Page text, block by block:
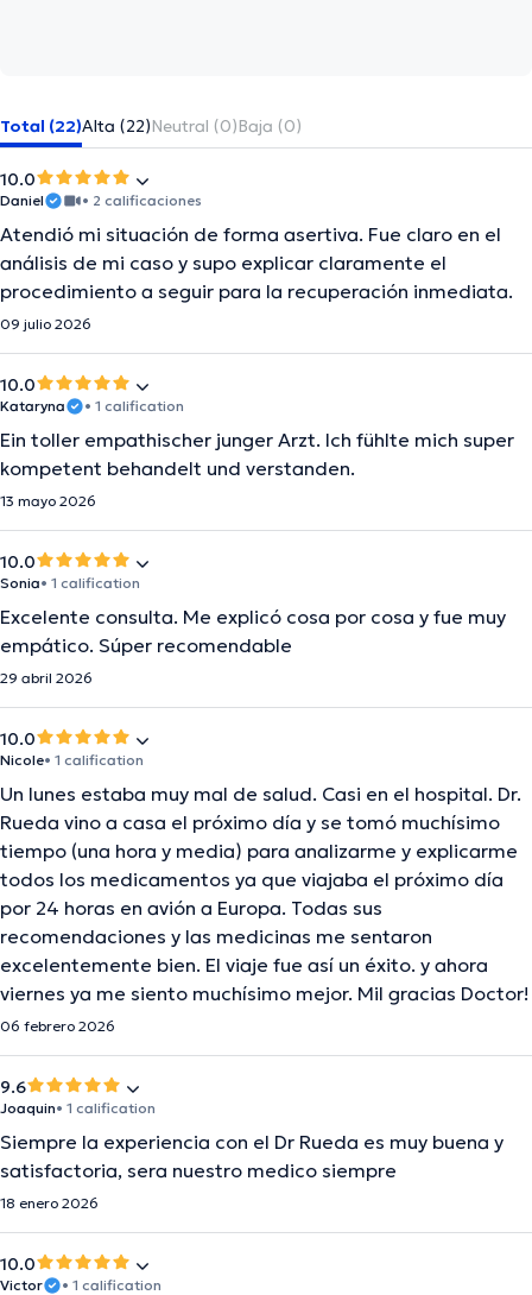
Total (22)Alta (22)Neutral (0)Baja (0)
10.0
Daniel • 2 calificaciones
Atendió mi situación de forma asertiva. Fue claro en el
análisis de mi caso y supo explicar claramente el
procedimiento a seguir para la recuperación inmediata.
09 julio 2026
10.0
Kataryna • 1 calification
Ein toller empathischer junger Arzt. Ich fühlte mich super
kompetent behandelt und verstanden.
13 mayo 2026
10.0
Sonia• 1 calification
Excelente consulta. Me explicó cosa por cosa y fue muy
empático. Súper recomendable
29 abril 2026
10.0
Nicole• 1 calification
Un lunes estaba muy mal de salud. Casi en el hospital. Dr.
Rueda vino a casa el próximo día y se tomó muchísimo
tiempo (una hora y media) para analizarme y explicarme
todos los medicamentos ya que viajaba el próximo día
por 24 horas en avión a Europa. Todas sus
recomendaciones y las medicinas me sentaron
excelentemente bien. El viaje fue así un éxito. y ahora
viernes ya me siento muchísimo mejor. Mil gracias Doctor!
06 febrero 2026
9.6
Joaquin• 1 calification
Siempre la experiencia con el Dr Rueda es muy buena y
satisfactoria, sera nuestro medico siempre
18 enero 2026
10.0
Victor • 1 calification